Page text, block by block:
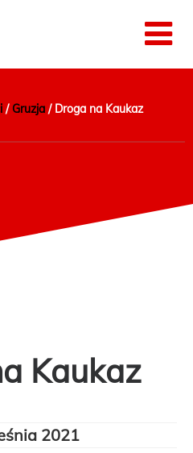
/ Gruzja / Droga na Kaukaz
Kaukaz
2021